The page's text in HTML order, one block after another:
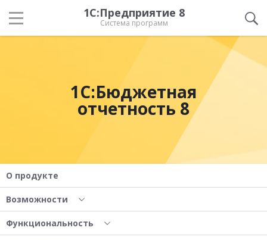
1С:Предприятие 8
Система программ
1С:Бюджетная
отчетность 8
О продукте
Возможности
Функциональность